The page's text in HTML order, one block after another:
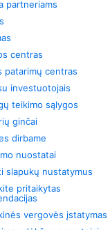
partneriams
centras
patarimų centras
investuotojais
teikimo sąlygos
ginčai
dirbame
nuostatai
slapukų nustatymus
pritaikytas
vergovės įstatymas